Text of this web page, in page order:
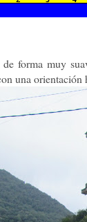
forma muy
una orientación